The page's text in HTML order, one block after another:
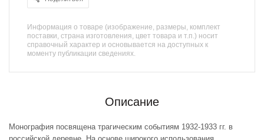
Информация о товаре (изображение, размеры, комплект
поставки, страна изготовления, цвет товара и т.п.) носит
справочный характер и основывается на доступных к
моменту публикации сведениях.
Описание
Монография посвящена трагическим событиям 1932-1933 гг. в